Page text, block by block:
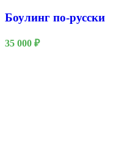
Боулинг по-русски
35 000 ₽